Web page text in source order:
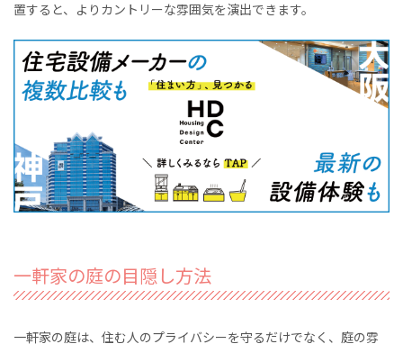
置すると、よりカントリーな雰囲気を演出できます。
一軒家の庭の目隠し方法
一軒家の庭は、住む人のプライバシーを守るだけでなく、庭の雰